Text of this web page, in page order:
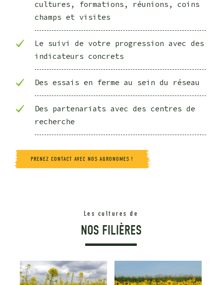
cultures, formations, réunions, coins
champs et visites
Le suivi de votre progression avec des
indicateurs concrets
Des essais en ferme au sein du réseau
Des partenariats avec des centres de
recherche
PRENEZ CONTACT AVEC NOS AGRONOMES !
Les cultures de
NOS FILIÈRES